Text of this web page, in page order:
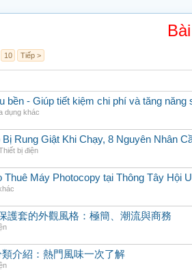
10 Tiếp >
bền - Giúp tiết kiệm chi phí và tăng năng
dụng khác
Rung Giật Khi Chạy, 8 Nguyên Nhân
bị điện
Thuê Máy Photocopy tại Thông Tây Hội
護套的外觀風格：極簡、潮流與商務
介紹：熱門風味一次了解